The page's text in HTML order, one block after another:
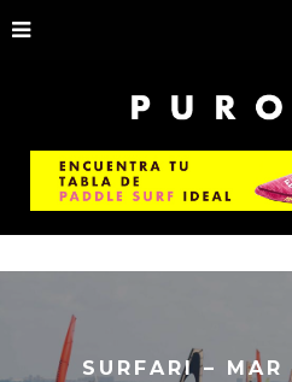
SURFARI –